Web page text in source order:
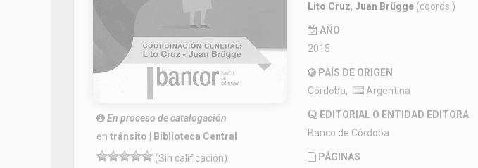
En proceso de catalogación
en tránsito | Biblioteca Central
(Sin calificación)
Lito Cruz, Juan Brügge (coords.)
AÑO
2015
PAÍS DE ORIGEN
Córdoba,
Argentina
EDITORIAL O ENTIDAD EDITORA
Banco de Córdoba
PÁGINAS